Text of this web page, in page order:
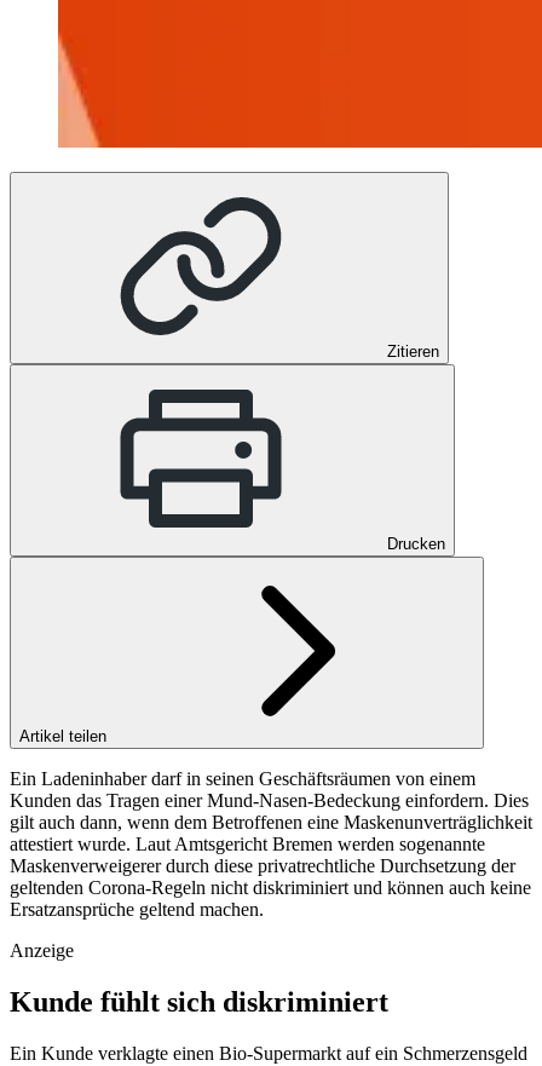
Zitieren
Drucken
Artikel teilen
Ein Ladeninhaber darf in seinen Geschäftsräumen von einem
Kunden das Tragen einer Mund-Nasen-Bedeckung einfordern. Dies
gilt auch dann, wenn dem Betroffenen eine Maskenunverträglichkeit
attestiert wurde. Laut Amtsgericht Bremen werden sogenannte
Maskenverweigerer durch diese privatrechtliche Durchsetzung der
geltenden Corona-Regeln nicht diskriminiert und können auch keine
Ersatzansprüche geltend machen.
Anzeige
Kunde fühlt sich diskriminiert
Ein Kunde verklagte einen Bio-Supermarkt auf ein Schmerzensgeld